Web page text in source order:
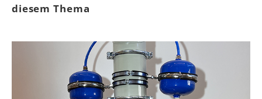
diesem Thema